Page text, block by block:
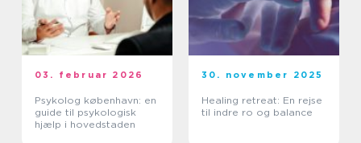
03. februar 2026
Psykolog københavn: en
guide til psykologisk
hjælp i hovedstaden
30. november 2025
Healing retreat: En rejse
til indre ro og balance